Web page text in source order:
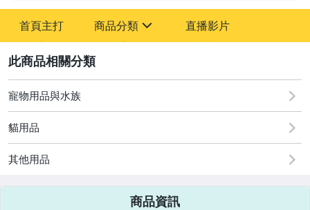
首頁主打 商品分類
寵物用品與水族
汽機車精品百貨
家電與影音視聽
直播影片
寵物用品與水族
貓用品
其他用品
商品資訊